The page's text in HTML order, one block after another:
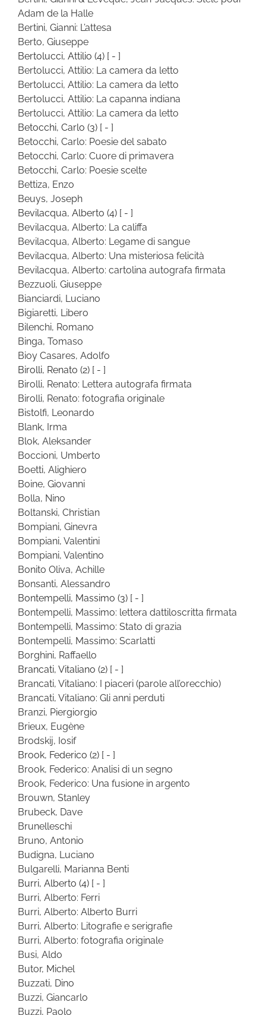
Adam de la Halle
Bertini, Gianni: L’attesa
Berto, Giuseppe
Bertolucci, Attilio (4) [ - ]
Bertolucci, Attilio: La camera da letto
Bertolucci, Attilio: La camera da letto
Bertolucci, Attilio: La capanna indiana
Bertolucci, Attilio: La camera da letto
Betocchi, Carlo (3) [ - ]
Betocchi, Carlo: Poesie del sabato
Betocchi, Carlo: Cuore di primavera
Betocchi, Carlo: Poesie scelte
Bettiza, Enzo
Beuys, Joseph
Bevilacqua, Alberto (4) [ - ]
Bevilacqua, Alberto: La califfa
Bevilacqua, Alberto: Legame di sangue
Bevilacqua, Alberto: Una misteriosa felicità
Bevilacqua, Alberto: cartolina autografa firmata
Bezzuoli, Giuseppe
Bianciardi, Luciano
Bigiaretti, Libero
Bilenchi, Romano
Binga, Tomaso
Bioy Casares, Adolfo
Birolli, Renato (2) [ - ]
Birolli, Renato: Lettera autografa firmata
Birolli, Renato: fotografia originale
Bistolfi, Leonardo
Blank, Irma
Blok, Aleksander
Boccioni, Umberto
Boetti, Alighiero
Boine, Giovanni
Bolla, Nino
Boltanski, Christian
Bompiani, Ginevra
Bompiani, Valentini
Bompiani, Valentino
Bonito Oliva, Achille
Bonsanti, Alessandro
Bontempelli, Massimo (3) [ - ]
Bontempelli, Massimo: lettera dattiloscritta firmata
Bontempelli, Massimo: Stato di grazia
Bontempelli, Massimo: Scarlatti
Borghini, Raffaello
Brancati, Vitaliano (2) [ - ]
Brancati, Vitaliano: I piaceri (parole all’orecchio)
Brancati, Vitaliano: Gli anni perduti
Branzi, Piergiorgio
Brieux, Eugène
Brodskij, Iosif
Brook, Federico (2) [ - ]
Brook, Federico: Analisi di un segno
Brook, Federico: Una fusione in argento
Brouwn, Stanley
Brubeck, Dave
Brunelleschi
Bruno, Antonio
Budigna, Luciano
Bulgarelli, Marianna Benti
Burri, Alberto (4) [ - ]
Burri, Alberto: Ferri
Burri, Alberto: Alberto Burri
Burri, Alberto: Litografie e serigrafie
Burri, Alberto: fotografia originale
Busi, Aldo
Butor, Michel
Buzzati, Dino
Buzzi, Giancarlo
Buzzi, Paolo